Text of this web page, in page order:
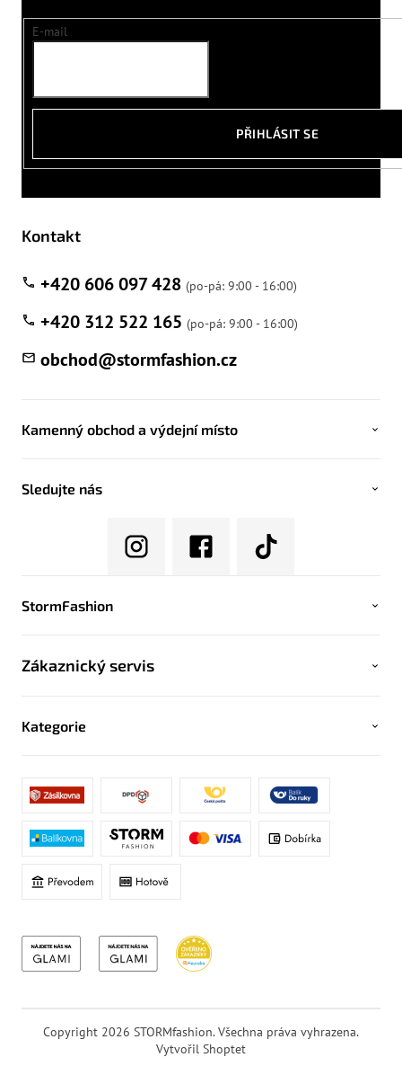
E-mail
PŘIHLÁSIT SE
Kontakt
obchod@stormfashion.cz
+420 606 097 428
+420 312 522 165
Kamenný obchod a výdejní místo
Sledujte nás
StormFashion
Zákaznický servis
Kategorie
Vytvořil Shoptet
Copyright 2026 STORMfashion. Všechna práva vyhrazena.